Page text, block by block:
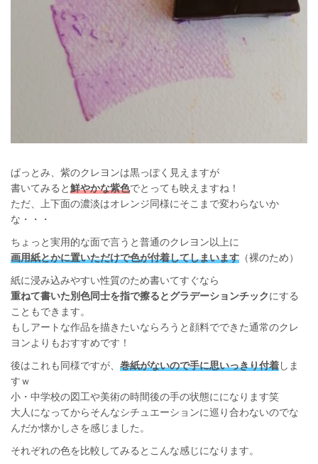
ぱっとみ、紫のクレヨンは黒っぽく見えますが
書いてみると鮮やかな紫色でとっても映えますね！
ただ、上下面の濃淡はオレンジ同様にそこまで変わらないか
な・・・
ちょっと実用的な面で言うと普通のクレヨン以上に
画用紙とかに置いただけで色が付着してしまいます （裸のため）
紙に浸み込みやすい性質のため書いてすぐなら
重ねて書いた別色同士を指で擦るとグラデーションチックにする
こともできます。
もしアートな作品を描きたいならろうと顔料でできた通常のクレ
ヨンよりもおすすめです！
後はこれも同様ですが、 巻紙がないので手に思いっきり付着しま
すｗ
小・中学校の図工や美術の時間後の手の状態にになります笑
大人になってからそんなシチュエーションに巡り合わないのでな
んだか懐かしさを感じました。
それぞれの色を比較してみるとこんな感じになります。